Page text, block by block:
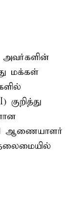
அவர்களின்
மக்கள்
ஆணையாளர்